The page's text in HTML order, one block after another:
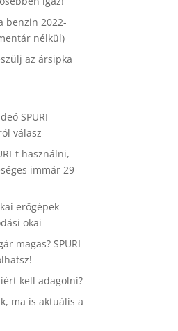
benzin 2022-
nélkül)
az ársipka
SPURI
válasz
t használni,
immár 29-
erőgépek
okai
magas? SPURI
kell adagolni?
ma is aktuális a